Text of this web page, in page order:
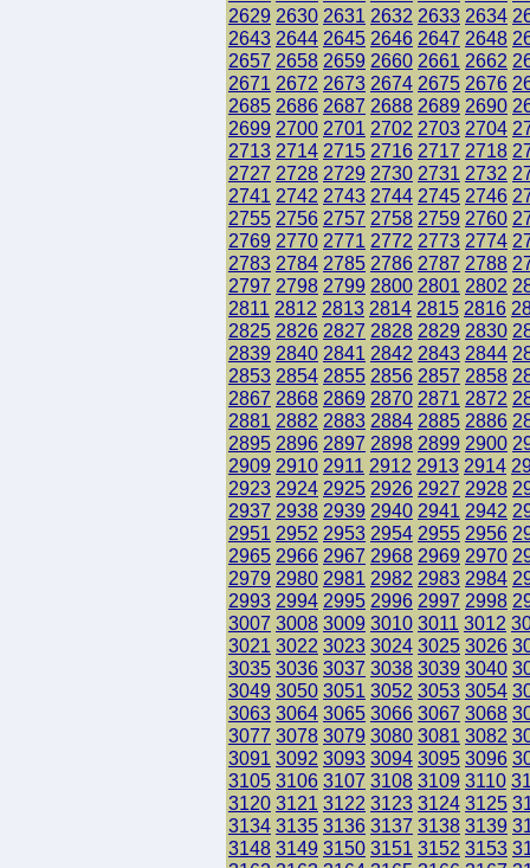
2629 2630 2631 2632 2633 2634
2643 2644 2645 2646 2647 2648
2657 2658 2659 2660 2661 2662
2671 2672 2673 2674 2675 2676
2685 2686 2687 2688 2689 2690
2699 2700 2701 2702 2703 2704
2713 2714 2715 2716 2717 2718
2727 2728 2729 2730 2731 2732
2741 2742 2743 2744 2745 2746
2755 2756 2757 2758 2759 2760
2769 2770 2771 2772 2773 2774
2783 2784 2785 2786 2787 2788
2797 2798 2799 2800 2801 2802
2811 2812 2813 2814 2815 2816
2825 2826 2827 2828 2829 2830
2839 2840 2841 2842 2843 2844
2853 2854 2855 2856 2857 2858
2867 2868 2869 2870 2871 2872
2881 2882 2883 2884 2885 2886
2895 2896 2897 2898 2899 2900
2909 2910 2911 2912 2913 2914
2923 2924 2925 2926 2927 2928
2937 2938 2939 2940 2941 2942
2951 2952 2953 2954 2955 2956
2965 2966 2967 2968 2969 2970
2979 2980 2981 2982 2983 2984
2993 2994 2995 2996 2997 2998
3007 3008 3009 3010 3011 3012
3021 3022 3023 3024 3025 3026
3035 3036 3037 3038 3039 3040
3049 3050 3051 3052 3053 3054
3063 3064 3065 3066 3067 3068
3077 3078 3079 3080 3081 3082
3091 3092 3093 3094 3095 3096
3105 3106 3107 3108 3109 3110
3120 3121 3122 3123 3124 3125
3134 3135 3136 3137 3138 3139
3148 3149 3150 3151 3152 3153